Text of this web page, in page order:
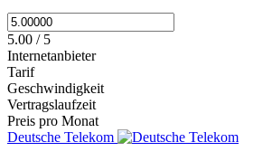
5.00 / 5
Internetanbieter
Tarif
Geschwindigkeit
Vertragslaufzeit
Preis pro Monat
Deutsche Telekom